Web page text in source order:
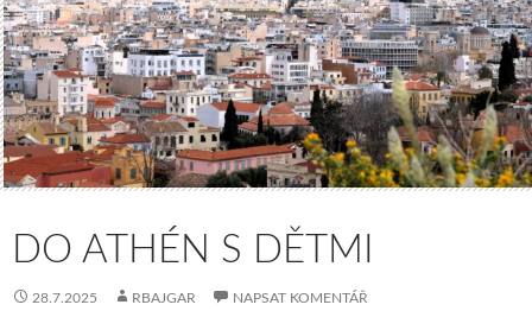
DO ATHÉN S DĚTMI
28.7.2025 RBAJGAR NAPSAT KOMENTÁŘ